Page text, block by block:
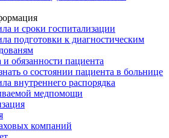
и сроки госпитализации
подготовки к диагностическим
и обязанности пациента
о состоянии пациента в больнице
внутреннего распорядка
медпомощи
компаний